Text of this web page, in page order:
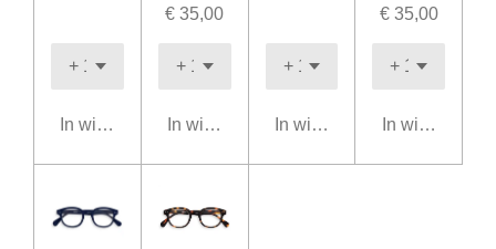
In winkelwagen
€ 35,00
In winkelwagenIn winkelwagen
€ 35,00
In